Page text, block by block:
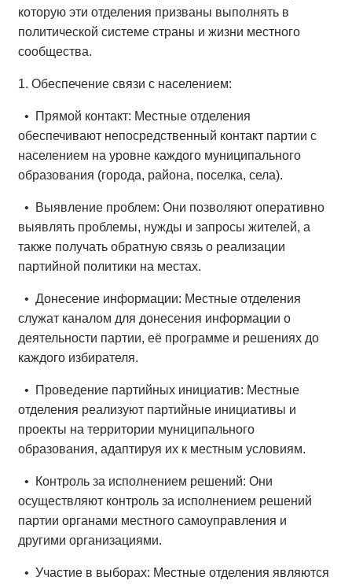
которую эти отделения призваны выполнять в
политической системе страны и жизни местного
сообщества.
1. Обеспечение связи с населением:
• Прямой контакт: Местные отделения
обеспечивают непосредственный контакт партии с
населением на уровне каждого муниципального
образования (города, района, поселка, села).
• Выявление проблем: Они позволяют оперативно
выявлять проблемы, нужды и запросы жителей, а
также получать обратную связь о реализации
партийной политики на местах.
• Донесение информации: Местные отделения
служат каналом для донесения информации о
деятельности партии, её программе и решениях до
каждого избирателя.
• Проведение партийных инициатив: Местные
отделения реализуют партийные инициативы и
проекты на территории муниципального
образования, адаптируя их к местным условиям.
• Контроль за исполнением решений: Они
осуществляют контроль за исполнением решений
партии органами местного самоуправления и
другими организациями.
• Участие в выборах: Местные отделения являются